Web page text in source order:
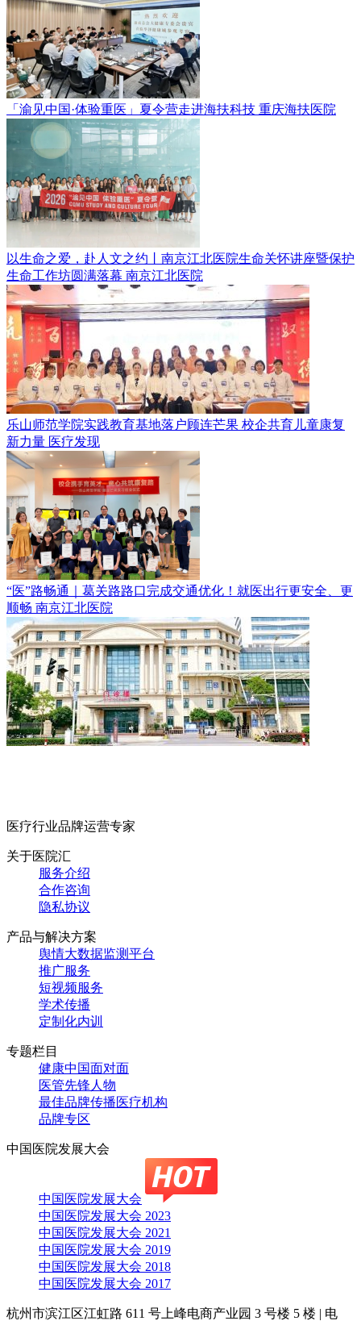
「渝见中国·体验重医」夏令营走进海扶科技 重庆海扶医院
以生命之爱，赴人文之约丨南京江北医院生命关怀讲座暨保护
生命工作坊圆满落幕 南京江北医院
乐山师范学院实践教育基地落户顾连芒果 校企共育儿童康复
新力量 医疗发现
“医”路畅通｜葛关路路口完成交通优化！就医出行更安全、更
顺畅 南京江北医院
医疗行业品牌运营专家
关于医院汇
服务介绍
合作咨询
隐私协议
产品与解决方案
舆情大数据监测平台
推广服务
短视频服务
学术传播
定制化内训
专题栏目
健康中国面对面
医管先锋人物
最佳品牌传播医疗机构
品牌专区
中国医院发展大会
中国医院发展大会
中国医院发展大会 2023
中国医院发展大会 2021
中国医院发展大会 2019
中国医院发展大会 2018
中国医院发展大会 2017
杭州市滨江区江虹路 611 号上峰电商产业园 3 号楼 5 楼 | 电